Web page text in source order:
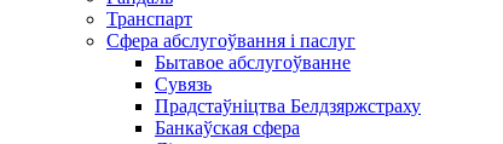
Транспарт
Сфера абслугоўвання і паслуг
Бытавое абслугоўванне
Сувязь
Прадстаўніцтва Белдзяржстраху
Банкаўская сфера